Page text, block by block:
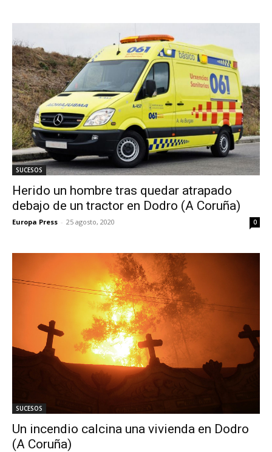
SUCESOS
Herido un hombre tras quedar atrapado
debajo de un tractor en Dodro (A Coruña)
Europa Press - 25 agosto, 2020 0
SUCESOS
Un incendio calcina una vivienda en Dodro
(A Coruña)